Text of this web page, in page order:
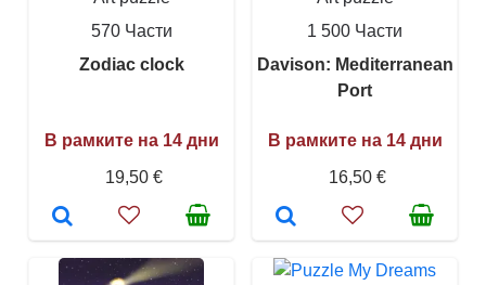
570 Части
Zodiac clock
В рамките на 14 дни
19,50 €
1 500 Части
Davison: Mediterranean
Port
В рамките на 14 дни
16,50 €